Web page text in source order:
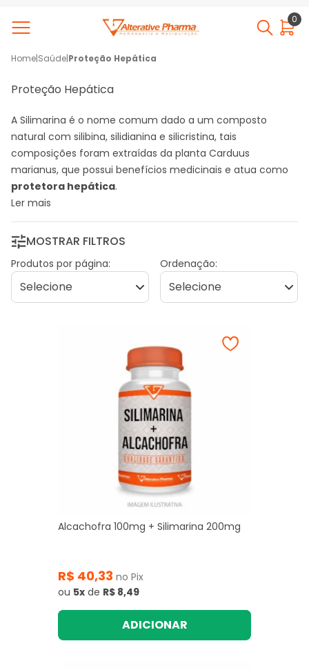
0
Home|Saúde|Proteção Hepática
Proteção Hepática
A Silimarina é o nome comum dado a um composto
natural com silibina, silidianina e silicristina, tais
composições foram extraídas da planta Carduus
marianus, que possui benefícios medicinais e atua como
protetora hepática.
Ler mais
MOSTRAR FILTROS
Produtos por página: Ordenação:
Alcachofra 100mg + Silimarina 200mg
R$ 40,33 no Pix
ou 5x de R$ 8,49
ADICIONAR